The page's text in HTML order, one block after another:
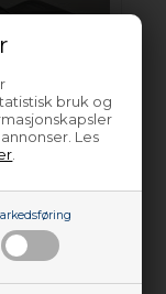
bruk og
Les
NOK
i kurven